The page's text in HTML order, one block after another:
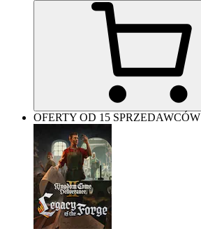
OFERTY OD 15 SPRZEDAWCÓW